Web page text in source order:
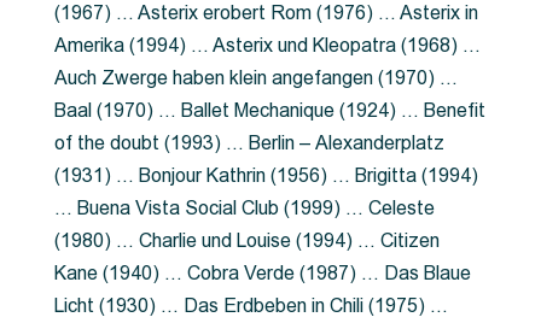
(1967) … Asterix erobert Rom (1976) … Asterix in
Amerika (1994) … Asterix und Kleopatra (1968) …
Auch Zwerge haben klein angefangen (1970) …
Baal (1970) … Ballet Mechanique (1924) … Benefit
of the doubt (1993) … Berlin – Alexanderplatz
(1931) … Bonjour Kathrin (1956) … Brigitta (1994)
… Buena Vista Social Club (1999) … Celeste
(1980) … Charlie und Louise (1994) … Citizen
Kane (1940) … Cobra Verde (1987) … Das Blaue
Licht (1930) … Das Erdbeben in Chili (1975) …